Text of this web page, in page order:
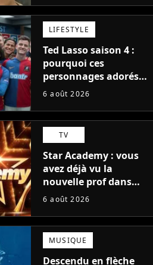
blockbuster
LIFESTYLE
Ted Lasso saison 4 :
pourquoi ces
personnages adorés
des fans ne sont pas
6 août 2026
TV
Star Academy : vous
avez déjà vu la
nouvelle prof dans
The Voice et aux
6 août 2026
MUSIQUE
Descendu en flèche